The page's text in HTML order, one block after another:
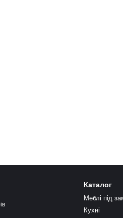
Каталог
Меблі під
Кухні